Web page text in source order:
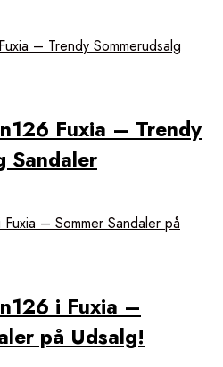
Fuxia – Trendy
Sandaler
i Fuxia –
på Udsalg!